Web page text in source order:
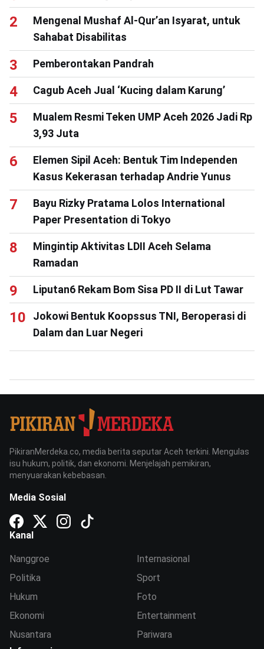
Mengenal Mushaf Al-Qur’an Isyarat, untuk
Sahabat Disabilitas
Pemberontakan Pandrah
Cagub Aceh Jual ‘Kucing dalam Karung’
Mualem Resmi Teken UMP Aceh 2026 Jadi Rp
3,93 Juta
Elemen Sipil Aceh: Bentuk Tim Independen
Kasus Kekerasan terhadap Andrie Yunus
Bayu Rizky Pratama Lolos International
Paper Presentation di Tokyo
Mingintip Aktivitas LDII Aceh Selama
Ramadan
Liputan6 Rekam Bom Sisa PD II di Lut Tawar
Jokowi Bentuk Koopssus TNI, Beroperasi di
Dalam dan Luar Negeri
PikiranMerdeka.co, media berita seputar Aceh terkini. Mengulas
isu hukum, politik, dan ekonomi. Menjelajah pemikiran,
menyuarakan kebebasan.
Media Sosial
Kanal
Nanggroe
Politika
Hukum
Ekonomi
Nusantara
Internasional
Sport
Foto
Entertainment
Pariwara